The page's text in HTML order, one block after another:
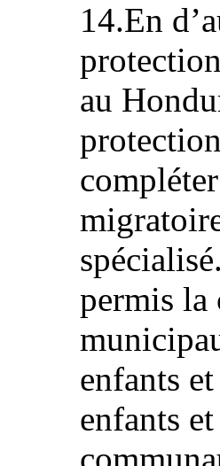
14.En
au
permis la
enfants
enfants